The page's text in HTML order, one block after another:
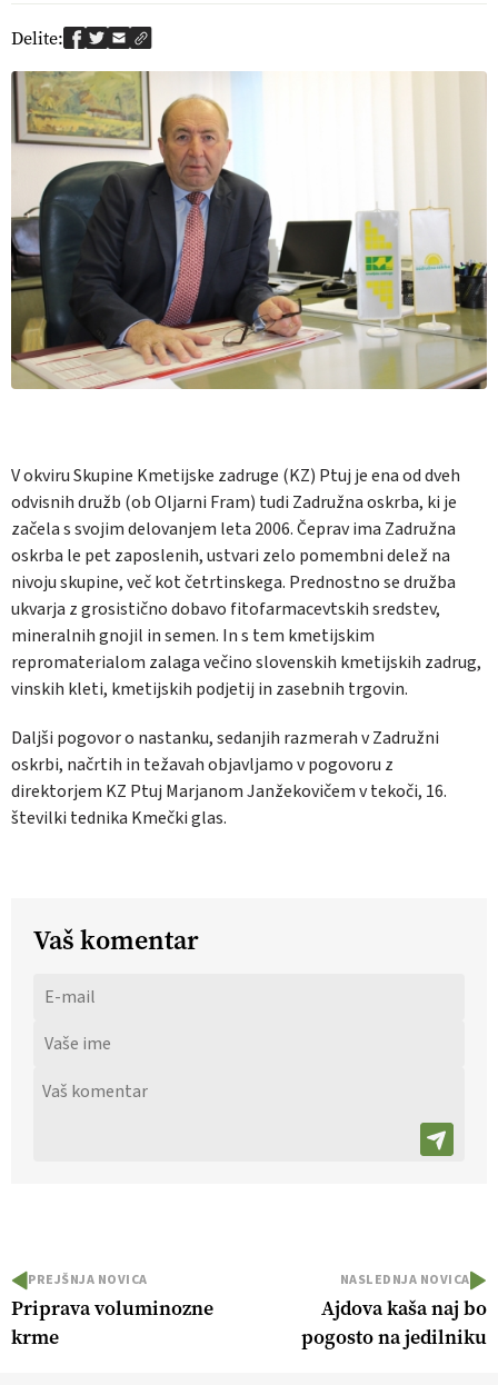
Delite:
V okviru Skupine Kmetijske zadruge (KZ) Ptuj je ena od dveh
odvisnih družb (ob Oljarni Fram) tudi Zadružna oskrba, ki je
začela s svojim delovanjem leta 2006. Čeprav ima Zadružna
oskrba le pet zaposlenih, ustvari zelo pomembni delež na
nivoju skupine, več kot četrtinskega. Prednostno se družba
ukvarja z grosistično dobavo fitofarmacevtskih sredstev,
mineralnih gnojil in semen. In s tem kmetijskim
repromaterialom zalaga večino slovenskih kmetijskih zadrug,
vinskih kleti, kmetijskih podjetij in zasebnih trgovin.
Daljši pogovor o nastanku, sedanjih razmerah v Zadružni
oskrbi, načrtih in težavah objavljamo v pogovoru z
direktorjem KZ Ptuj Marjanom Janžekovičem v tekoči, 16.
številki tednika Kmečki glas.
Vaš komentar
PREJŠNJA NOVICA
Priprava voluminozne
krme
NASLEDNJA NOVICA
Ajdova kaša naj bo
pogosto na jedilniku